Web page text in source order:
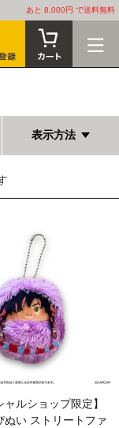
あと 8,000円 で送料無料
表示方法
ャルショップ限定】
ぬい ストリートファ